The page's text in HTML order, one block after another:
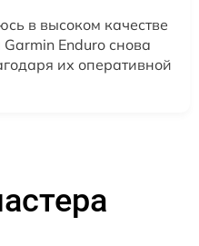
в высоком качестве
Enduro снова
их оперативной